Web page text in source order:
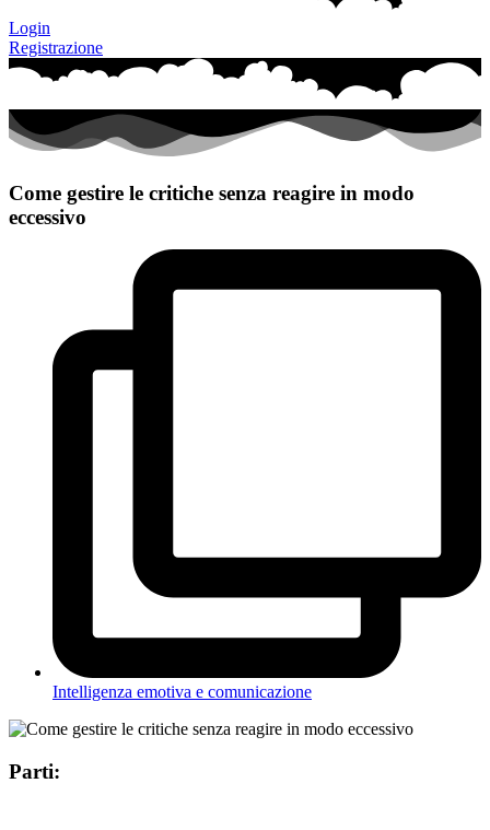
Login
Registrazione
Come gestire le critiche senza reagire in modo
eccessivo
Intelligenza emotiva e comunicazione
Parti: